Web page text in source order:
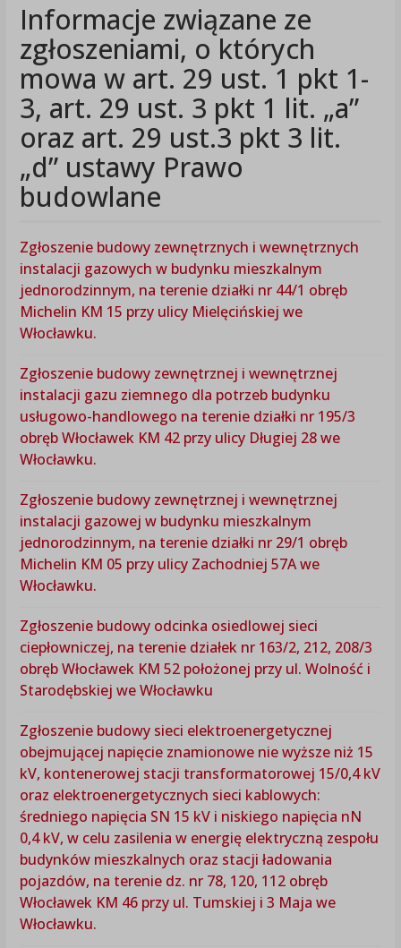
Informacje związane ze
zgłoszeniami, o których
mowa w art. 29 ust. 1 pkt 1-
3, art. 29 ust. 3 pkt 1 lit. „a”
oraz art. 29 ust.3 pkt 3 lit.
„d” ustawy Prawo
budowlane
Zgłoszenie budowy zewnętrznych i wewnętrznych
instalacji gazowych w budynku mieszkalnym
jednorodzinnym, na terenie działki nr 44/1 obręb
Michelin KM 15 przy ulicy Mielęcińskiej we
Włocławku.
Zgłoszenie budowy zewnętrznej i wewnętrznej
instalacji gazu ziemnego dla potrzeb budynku
usługowo-handlowego na terenie działki nr 195/3
obręb Włocławek KM 42 przy ulicy Długiej 28 we
Włocławku.
Zgłoszenie budowy zewnętrznej i wewnętrznej
instalacji gazowej w budynku mieszkalnym
jednorodzinnym, na terenie działki nr 29/1 obręb
Michelin KM 05 przy ulicy Zachodniej 57A we
Włocławku.
Zgłoszenie budowy odcinka osiedlowej sieci
ciepłowniczej, na terenie działek nr 163/2, 212, 208/3
obręb Włocławek KM 52 położonej przy ul. Wolność i
Starodębskiej we Włocławku
Zgłoszenie budowy sieci elektroenergetycznej
obejmującej napięcie znamionowe nie wyższe niż 15
kV, kontenerowej stacji transformatorowej 15/0,4 kV
oraz elektroenergetycznych sieci kablowych:
średniego napięcia SN 15 kV i niskiego napięcia nN
0,4 kV, w celu zasilenia w energię elektryczną zespołu
budynków mieszkalnych oraz stacji ładowania
pojazdów, na terenie dz. nr 78, 120, 112 obręb
Włocławek KM 46 przy ul. Tumskiej i 3 Maja we
Włocławku.